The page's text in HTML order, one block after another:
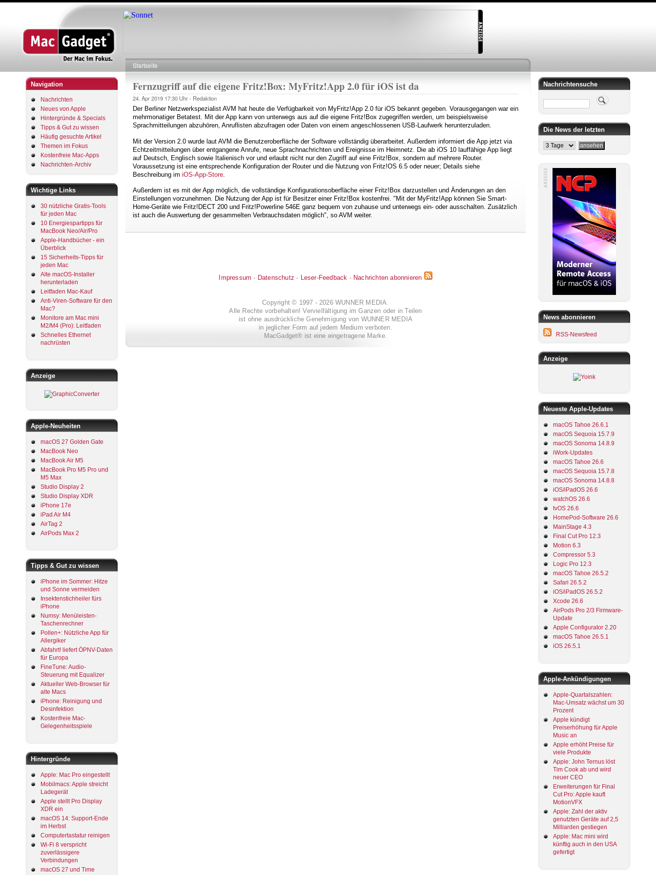
Direkt
Navigation
Nachrichten
Neues von Apple
Hintergründe & Specials
Tipps & Gut zu wissen
Häufig gesuchte Artikel
Themen im Fokus
Kostenfreie Mac-Apps
Nachrichten-Archiv
Wichtige Links
30 nützliche Gratis-Tools
für jeden Mac
10 Energiespartipps für
MacBook Neo/Air/Pro
Apple-Handbücher - ein
Überblick
15 Sicherheits-Tipps für
jeden Mac
Alte macOS-Installer
herunterladen
Leitfaden Mac-Kauf
Anti-Viren-Software für den
Mac?
Monitore am Mac mini
M2/M4 (Pro): Leitfaden
Schnelles Ethernet
nachrüsten
Anzeige
Apple-Neuheiten
macOS 27 Golden Gate
MacBook Neo
MacBook Air M5
MacBook Pro M5 Pro und
M5 Max
Studio Display 2
Studio Display XDR
iPhone 17e
iPad Air M4
AirTag 2
AirPods Max 2
Tipps & Gut zu wissen
iPhone im Sommer: Hitze
und Sonne vermeiden
Insektenstichheiler fürs
iPhone
Numsy: Menüleisten-
Taschenrechner
Pollen+: Nützliche App für
Allergiker
Abfahrt! liefert ÖPNV-Daten
für Europa
FineTune: Audio-
Steuerung mit Equalizer
Aktueller Web-Browser für
alte Macs
iPhone: Reinigung und
Desinfektion
Kostenfreie Mac-
Gelegenheitsspiele
Hintergründe
Apple: Mac Pro eingestellt
Mobilmacs: Apple streicht
Ladegerät
Apple stellt Pro Display
XDR ein
macOS 14: Support-Ende
im Herbst
Computertastatur reinigen
Wi-Fi 8 verspricht
zuverlässigere
Verbindungen
macOS 27 und Time
Pfadnavigation
Startseite
Fernzugriff auf die eigene Fritz!Box: MyFritz!App 2.0 für iOS ist da
24. Apr 2019 17:30 Uhr - Redaktion
Der Berliner Netzwerkspezialist AVM hat heute die Verfügbarkeit von MyFritz!App 2.0 für iOS bekannt gegeben. Vorausgegangen war ein
mehrmonatiger Betatest. Mit der App kann von unterwegs aus auf die eigene Fritz!Box zugegriffen werden, um beispielsweise
Sprachmitteilungen abzuhören, Anruflisten abzufragen oder Daten von einem angeschlossenen USB-Laufwerk herunterzuladen.
Mit der Version 2.0 wurde laut AVM die Benutzeroberfläche der Software vollständig überarbeitet. Außerdem informiert die App jetzt via
Echtzeitmitteilungen über entgangene Anrufe, neue Sprachnachrichten und Ereignisse im Heimnetz. Die ab iOS 10 lauffähige App liegt
auf Deutsch, Englisch sowie Italienisch vor und erlaubt nicht nur den Zugriff auf eine Fritz!Box, sondern auf mehrere Router.
Voraussetzung ist eine entsprechende Konfiguration der Router und die Nutzung von Fritz!OS 6.5 oder neuer; Details siehe
Beschreibung im iOS-App-Store
Außerdem ist es mit der App möglich, die vollständige Konfigurationsoberfläche einer Fritz!Box darzustellen und Änderungen an den
Einstellungen vorzunehmen. Die Nutzung der App ist für Besitzer einer Fritz!Box kostenfrei. "Mit der MyFritz!App können Sie Smart-
Home-Geräte wie Fritz!DECT 200 und Fritz!Powerline 546E ganz bequem von zuhause und unterwegs ein- oder ausschalten. Zusätzlich
ist auch die Auswertung der gesammelten Verbrauchsdaten möglich", so AVM weiter.
Impressum - Datenschutz - Leser-Feedback - Nachrichten abonnieren
Copyright © 1997 - 2026 WUNNER MEDIA.
Alle Rechte vorbehalten! Vervielfältigung im Ganzen oder in Teilen
ist ohne ausdrückliche Genehmigung von WUNNER MEDIA
in jeglicher Form auf jedem Medium verboten.
MacGadget® ist eine eingetragene Marke.
Nachrichtensuche
Suche
Die News der letzten
News abonnieren
RSS-Newsfeed
Anzeige
Neueste Apple-Updates
macOS Tahoe 26.6.1
macOS Sequoia 15.7.9
macOS Sonoma 14.8.9
iWork-Updates
macOS Tahoe 26.6
macOS Sequoia 15.7.8
macOS Sonoma 14.8.8
iOS/iPadOS 26.6
watchOS 26.6
tvOS 26.6
HomePod-Software 26.6
MainStage 4.3
Final Cut Pro 12.3
Motion 6.3
Compressor 5.3
Logic Pro 12.3
macOS Tahoe 26.5.2
Safari 26.5.2
iOS/iPadOS 26.5.2
Xcode 26.6
AirPods Pro 2/3 Firmware-
Update
Apple Configurator 2.20
macOS Tahoe 26.5.1
iOS 26.5.1
Apple-Ankündigungen
Apple-Quartalszahlen:
Mac-Umsatz wächst um 30
Prozent
Apple kündigt
Preiserhöhung für Apple
Music an
Apple erhöht Preise für
viele Produkte
Apple: John Ternus löst
Tim Cook ab und wird
neuer CEO
Erweiterungen für Final
Cut Pro: Apple kauft
MotionVFX
Apple: Zahl der aktiv
genutzten Geräte auf 2,5
Milliarden gestiegen
Apple: Mac mini wird
künftig auch in den USA
gefertigt